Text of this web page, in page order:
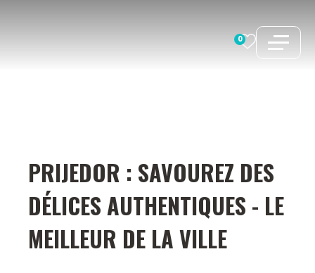
0
PRIJEDOR : SAVOUREZ DES
DÉLICES AUTHENTIQUES - LE
MEILLEUR DE LA VILLE